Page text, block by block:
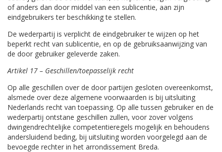
of anders dan door middel van een sublicentie, aan zijn
eindgebruikers ter beschikking te stellen.
De wederpartij is verplicht de eindgebruiker te wijzen op het
beperkt recht van sublicentie, en op de gebruiksaanwijzing van
de door gebruiker geleverde zaken.
Artikel 17 – Geschillen/toepasselijk recht
Op alle geschillen over de door partijen gesloten overeenkomst,
alsmede over deze algemene voorwaarden is bij uitsluiting
Nederlands recht van toepassing. Op alle tussen gebruiker en de
wederpartij ontstane geschillen zullen, voor zover volgens
dwingendrechtelijke competentieregels mogelijk en behoudens
andersluidend beding, bij uitsluiting worden voorgelegd aan de
bevoegde rechter in het arrondissement Breda.